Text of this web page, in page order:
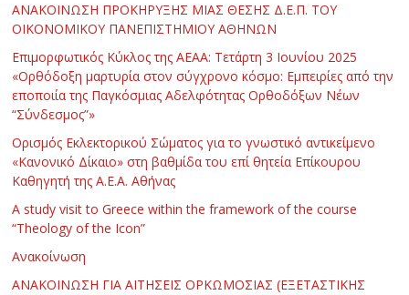
ΑΝΑΚΟΙΝΩΣΗ ΠΡΟΚΗΡΥΞΗΣ ΜΙΑΣ ΘΕΣΗΣ Δ.Ε.Π. ΤΟΥ
ΟΙΚΟΝΟΜΙΚΟΥ ΠΑΝΕΠΙΣΤΗΜΙΟΥ ΑΘΗΝΩΝ
Επιμορφωτικός Κύκλος της ΑΕΑΑ: Τετάρτη 3 Ιουνίου 2025
«Ορθόδοξη μαρτυρία στον σύγχρονο κόσμο: Εμπειρίες από την
εποποιία της Παγκόσμιας Αδελφότητας Ορθοδόξων Νέων
“Σύνδεσμος”»
Ορισμός Εκλεκτορικού Σώματος για το γνωστικό αντικείμενο
«Κανονικό Δίκαιο» στη βαθμίδα του επί θητεία Επίκουρου
Καθηγητή της Α.Ε.Α. Αθήνας
Α study visit to Greece within the framework of the course
“Theology of the Icon”
Ανακοίνωση
ΑΝΑΚΟΙΝΩΣΗ ΓΙΑ ΑΙΤΗΣΕΙΣ ΟΡΚΩΜΟΣΙΑΣ (ΕΞΕΤΑΣΤΙΚΗΣ